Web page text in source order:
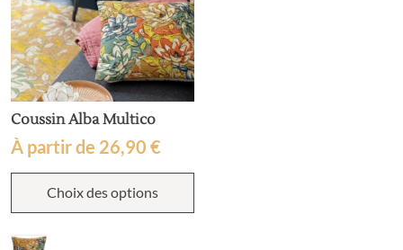
Coussin Alba Multico
À partir de 26,90 €
Choix des options
Ce
a